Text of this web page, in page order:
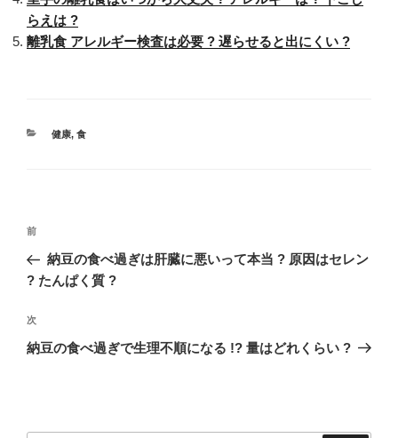
らえは ?
離乳食 アレルギー検査は必要 ? 遅らせると出にくい ?
カ
健康, 食
投
ナ
ゲ
ー
過
去
の
稿
前
納豆の食べ過ぎは肝臓に悪いって本当 ? 原因はセレン
? たんぱく質 ?
次
の
次
納豆の食べ過ぎで生理不順になる !? 量はどれくらい ?